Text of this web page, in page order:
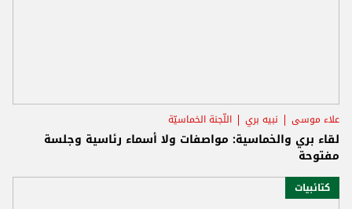
علاء موسى نبيه بري اللّجنة الخماسيّة
لقاء بري والخماسية: مواصفات ولا أسماء رئاسية وجلسة
مفتوحة
كتائبيات